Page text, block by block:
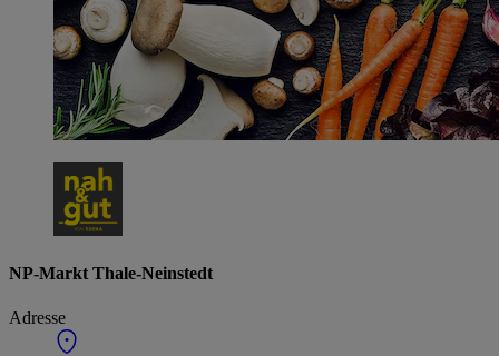
NP-Markt Thale-Neinstedt
Adresse